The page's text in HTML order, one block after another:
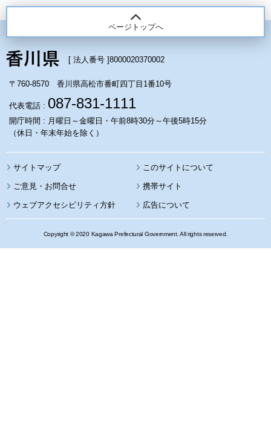
ページトップへ
[ 法人番号 ]8000020370002
〒760-8570 香川県高松市番町四丁目1番10号
代表電話 : 087-831-1111
開庁時間 : 月曜日～金曜日・午前8時30分～午後5時15分
（休日・年末年始を除く）
サイトマップ このサイトについて
携帯サイト
ウェブアクセシビリティ方針 広告について
Copyright © 2020 Kagawa Prefectural Government. All rights reserved.